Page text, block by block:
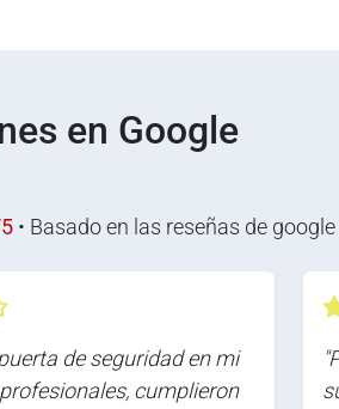
en Google
• Basado en las reseñas de google
de seguridad en mi
cumplieron